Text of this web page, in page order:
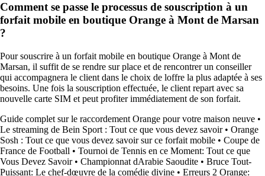
Comment se passe le processus de souscription à un
forfait mobile en boutique Orange à Mont de Marsan
?
Pour souscrire à un forfait mobile en boutique Orange à Mont de
Marsan, il suffit de se rendre sur place et de rencontrer un conseiller
qui accompagnera le client dans le choix de loffre la plus adaptée à ses
besoins. Une fois la souscription effectuée, le client repart avec sa
nouvelle carte SIM et peut profiter immédiatement de son forfait.
Guide complet sur le raccordement Orange pour votre maison neuve •
Le streaming de Bein Sport : Tout ce que vous devez savoir• Orange
Sosh : Tout ce que vous devez savoir sur ce forfait mobile • Coupe de
France de Football • Tournoi de Tennis en ce Moment: Tout ce que
Vous Devez Savoir• Championnat dArabie Saoudite • Bruce Tout-
Puissant: Le chef-dœuvre de la comédie divine • Erreurs 2 Orange: